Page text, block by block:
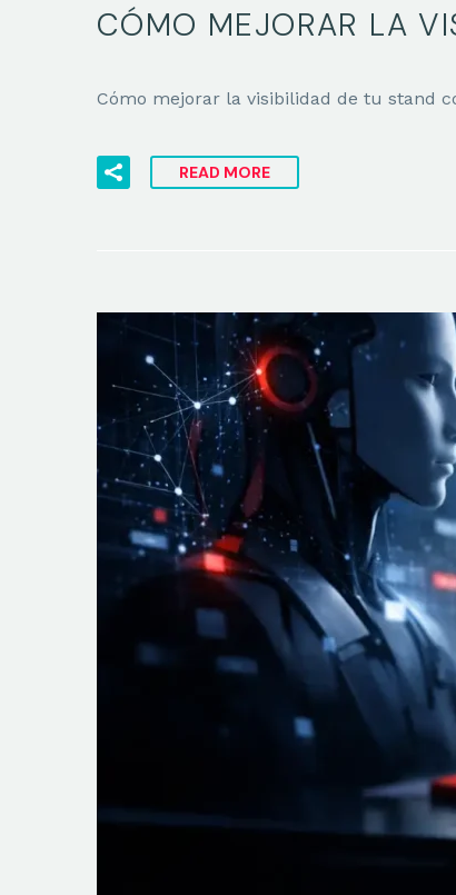
CÓMO MEJORAR LA
Cómo mejorar la visibilidad de tu stand
READ MORE